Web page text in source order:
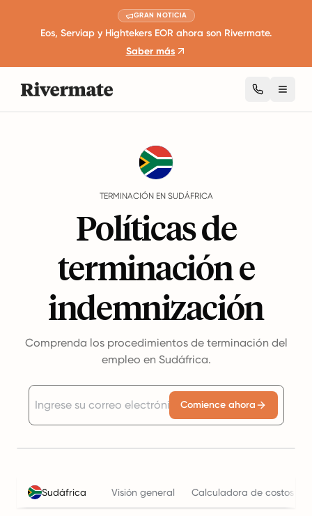
GRAN NOTICIA
Eos, Serviap y Hightekers EOR ahora son Rivermate.
Saber más
TERMINACIÓN EN SUDÁFRICA
Políticas de
terminación e
indemnización
Comprenda los procedimientos de terminación del
empleo en Sudáfrica.
Comience ahora
Sudáfrica Visión general Calculadora de costos